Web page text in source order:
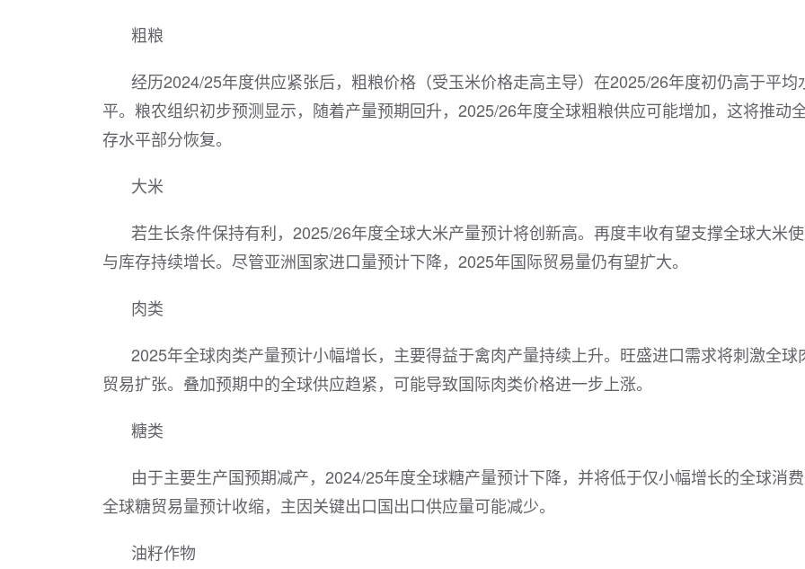
粗粮
经历2024/25年度供应紧张后，粗粮价格（受玉米价格走高主导）在2025/26年度初仍高于平均
平。粮农组织初步预测显示，随着产量预期回升，2025/26年度全球粗粮供应可能增加，这将推动
存水平部分恢复。
大米
若生长条件保持有利，2025/26年度全球大米产量预计将创新高。再度丰收有望支撑全球大米
与库存持续增长。尽管亚洲国家进口量预计下降，2025年国际贸易量仍有望扩大。
肉类
2025年全球肉类产量预计小幅增长，主要得益于禽肉产量持续上升。旺盛进口需求将刺激全球
贸易扩张。叠加预期中的全球供应趋紧，可能导致国际肉类价格进一步上涨。
糖类
由于主要生产国预期减产，2024/25年度全球糖产量预计下降，并将低于仅小幅增长的全球消费
全球糖贸易量预计收缩，主因关键出口国出口供应量可能减少。
油籽作物